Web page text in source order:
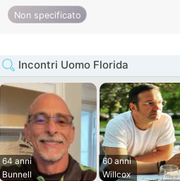
Non specificato
Incontri Uomo Florida
64 anni
Bunnell
60 anni
Willcox